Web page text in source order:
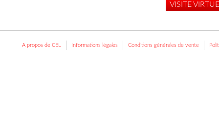
VISITE
A propos de CEL Informations légales Conditions générales de vente